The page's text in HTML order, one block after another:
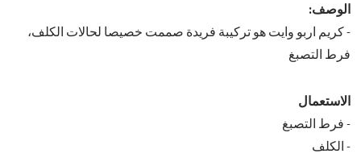
الوصف:
- كريم اربو وايت هو تركيبة فريدة صممت خصيصا لحالات الكلف،
فرط التصبغ
الاستعمال
- فرط التصبغ
- الكلف